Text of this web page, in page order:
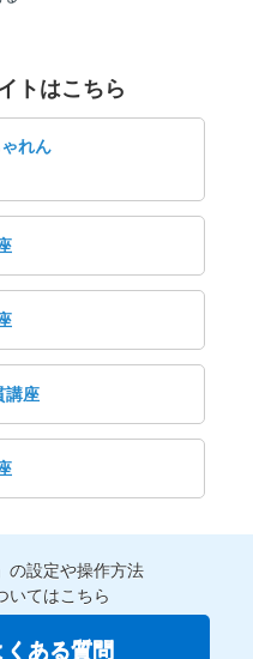
トはこちら
の設定や操作方法
いてはこちら
ある質問